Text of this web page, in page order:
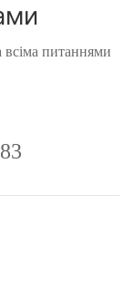
всіма питаннями